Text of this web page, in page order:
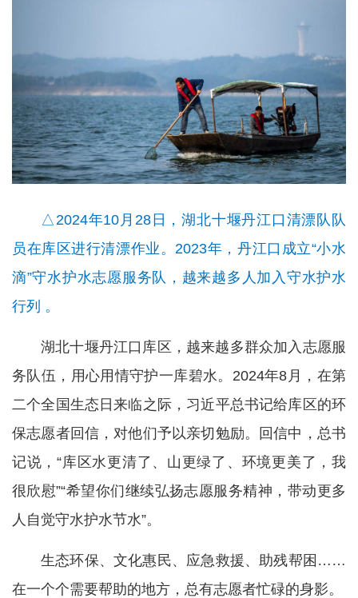
△2024年10月28日，湖北十堰丹江口清漂队队
员在库区进行清漂作业。2023年，丹江口成立“小水
滴”守水护水志愿服务队，越来越多人加入守水护水
行列 。
湖北十堰丹江口库区，越来越多群众加入志愿服
务队伍，用心用情守护一库碧水。2024年8月，在第
二个全国生态日来临之际，习近平总书记给库区的环
保志愿者回信，对他们予以亲切勉励。回信中，总书
记说，“库区水更清了、山更绿了、环境更美了，我
很欣慰”“希望你们继续弘扬志愿服务精神，带动更多
人自觉守水护水节水”。
生态环保、文化惠民、应急救援、助残帮困……
在一个个需要帮助的地方，总有志愿者忙碌的身影。